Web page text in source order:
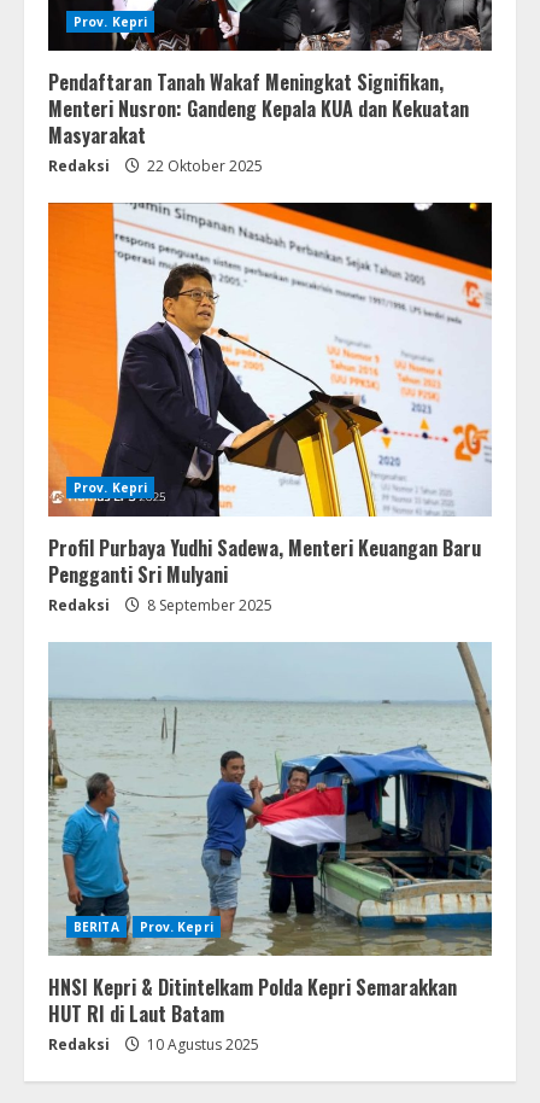
Prov. Kepri
Pendaftaran Tanah Wakaf Meningkat Signifikan,
Menteri Nusron: Gandeng Kepala KUA dan Kekuatan
Masyarakat
Redaksi 22 Oktober 2025
Prov. Kepri
Profil Purbaya Yudhi Sadewa, Menteri Keuangan Baru
Pengganti Sri Mulyani
Redaksi 8 September 2025
BERITA Prov. Kepri
HNSI Kepri & Ditintelkam Polda Kepri Semarakkan
HUT RI di Laut Batam
Redaksi 10 Agustus 2025